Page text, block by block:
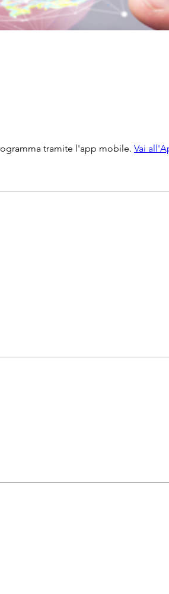
tramite l'app mobile. Vai